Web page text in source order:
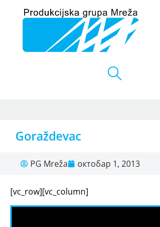
Goraždevac
PG Mreža октобар 1, 2013
[vc_row][vc_column]